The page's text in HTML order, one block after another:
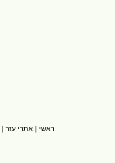
ראשי | אתרי עזר |